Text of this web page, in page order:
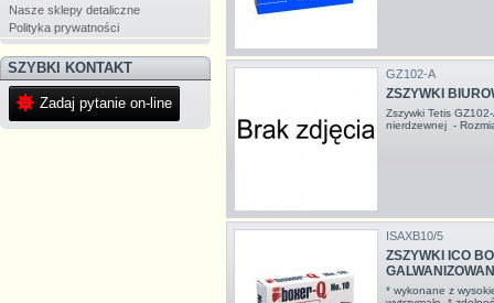
Nasze sklepy detaliczne
Polityka prywatności
SZYBKI KONTAKT
Zadaj pytanie on-line
GZ102-A
ZSZYWKI
Zszywki Tetis
nierdzewnej -
ISAXB10/5
ZSZYWKI ICO
* wykonane z